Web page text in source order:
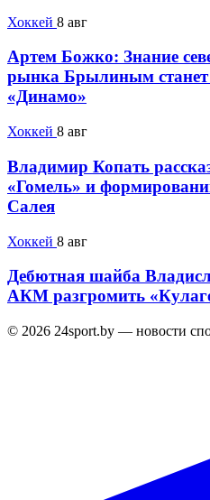
Хоккей 8 авг
Артем Божко: Знание
рынка Брылиным
«Динамо»
Хоккей 8 авг
Владимир Копать
«Гомель» и
Салея
Хоккей 8 авг
Дебютная шайба
АКМ разгромить
© 2026 24sport.by — новости